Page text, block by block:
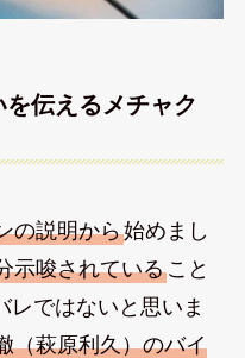
伝えるメチャク
の説明から始めまし
示唆されていること
レではないと思いま
（萩原利久）のバイ